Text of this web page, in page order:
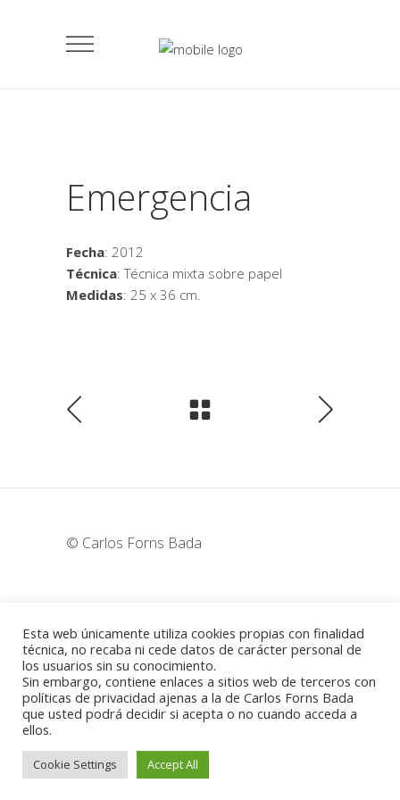
Emergencia
Fecha: 2012
Técnica: Técnica mixta sobre papel
Medidas: 25 x 36 cm.
© Carlos Forns Bada
Madrid - España
Esta web únicamente utiliza cookies propias con finalidad
técnica, no recaba ni cede datos de carácter personal de
los usuarios sin su conocimiento.
Sin embargo, contiene enlaces a sitios web de terceros con
políticas de privacidad ajenas a la de Carlos Forns Bada
que usted podrá decidir si acepta o no cuando acceda a
ellos.
Cookie Settings Accept All